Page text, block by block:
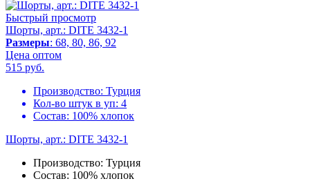
Быстрый просмотр
Шорты, арт.: DITE 3432-1
Размеры: 68, 80, 86, 92
Цена оптом
515 руб.
Производство: Турция
Кол-во штук в уп: 4
Состав: 100% хлопок
Шорты, арт.: DITE 3432-1
Производство: Турция
Состав: 100% хлопок